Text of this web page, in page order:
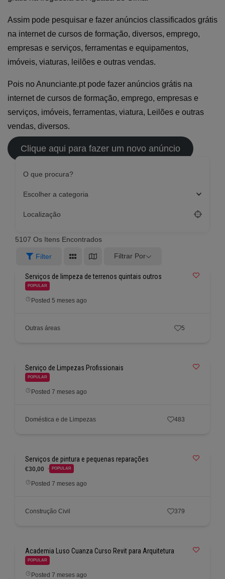
Assim pode pesquisar e fazer anúncios classificados grátis
na internet de cursos de formação, diversos, emprego,
empresas e serviços, ferramentas e equipamentos,
imóveis, viaturas, leilões e outras vendas.
Pois no Anunciante.pt pode fazer anúncios grátis na
internet de cursos de formação, emprego, empresas e
serviços, imóveis, ferramentas, viatura, Leilões e outras
vendas, diversos.
Clique aqui para fazer um novo anúncio
O que procura?
Escolher a categoria
Localização
5107 Os Itens Encontrados
Filter Filtrar Por
Serviços de limpeza de terrenos quintais outros
POPULAR
Posted 5 meses ago
Outras áreas 5
Serviço de Limpezas Profissionais
POPULAR
Posted 7 meses ago
Doméstica e de Limpezas 483
Serviços de pintura e pequenas reparações
€30,00 POPULAR
Posted 7 meses ago
Construção Civil 379
Academia Luso Cuanza Curso Revit para Arquitetura
POPULAR
Posted 7 meses ago